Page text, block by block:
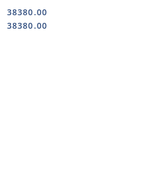
Cena:
38380.00
Cena:
38380.00